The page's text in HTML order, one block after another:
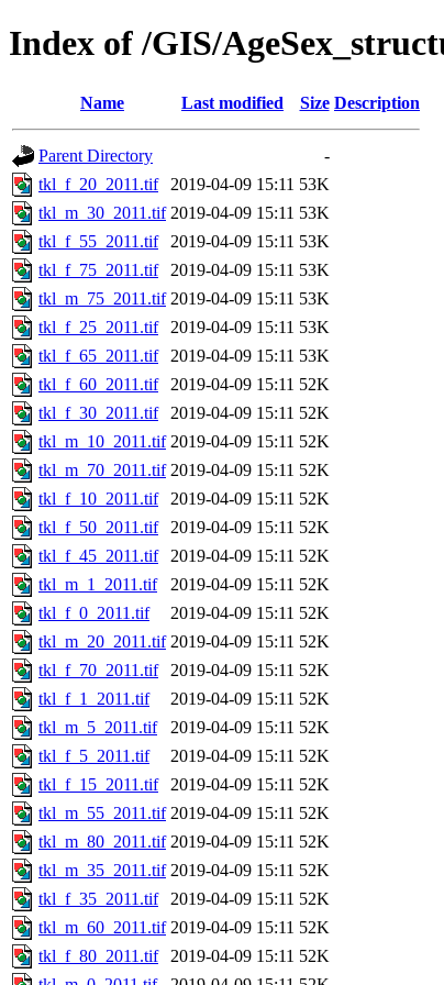
Index of /GIS/
Name Last modified Size Description
Parent Directory
-
tkl_f_20_2011.tif
2019-04-09 15:11 53K
tkl_m_30_2011.tif 2019-04-09 15:11 53K
tkl_f_55_2011.tif
2019-04-09 15:11 53K
tkl_f_75_2011.tif
2019-04-09 15:11 53K
tkl_m_75_2011.tif 2019-04-09 15:11 53K
tkl_f_25_2011.tif
2019-04-09 15:11 53K
tkl_f_65_2011.tif
2019-04-09 15:11 53K
tkl_f_60_2011.tif
2019-04-09 15:11 52K
tkl_f_30_2011.tif
2019-04-09 15:11 52K
tkl_m_10_2011.tif 2019-04-09 15:11 52K
tkl_m_70_2011.tif 2019-04-09 15:11 52K
tkl_f_10_2011.tif
2019-04-09 15:11 52K
tkl_f_50_2011.tif
2019-04-09 15:11 52K
tkl_f_45_2011.tif
2019-04-09 15:11 52K
tkl_m_1_2011.tif
2019-04-09 15:11 52K
tkl_f_0_2011.tif
2019-04-09 15:11 52K
tkl_m_20_2011.tif 2019-04-09 15:11 52K
tkl_f_70_2011.tif
2019-04-09 15:11 52K
tkl_f_1_2011.tif
2019-04-09 15:11 52K
tkl_m_5_2011.tif
2019-04-09 15:11 52K
tkl_f_5_2011.tif
2019-04-09 15:11 52K
tkl_f_15_2011.tif
2019-04-09 15:11 52K
tkl_m_55_2011.tif 2019-04-09 15:11 52K
tkl_m_80_2011.tif 2019-04-09 15:11 52K
tkl_m_35_2011.tif 2019-04-09 15:11 52K
tkl_f_35_2011.tif
2019-04-09 15:11 52K
tkl_m_60_2011.tif 2019-04-09 15:11 52K
tkl_f_80_2011.tif
2019-04-09 15:11 52K